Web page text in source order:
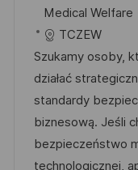
t
u
m
d
e
r
V
e
I
a
t
e
g
o
r
i
e
Medical Welfare
TCZEW
Szukamy osoby,
działać
standardy
biznesową. Jeśli
bezpieczeństwo
technologicznej,